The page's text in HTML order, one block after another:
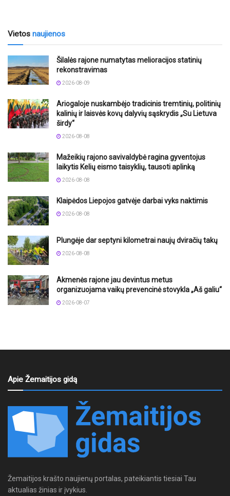
Vietos naujienos
Šilalės rajone numatytas melioracijos statinių
rekonstravimas
2026-08-09
Ariogaloje nuskambėjo tradicinis tremtinių, politinių
kalinių ir laisvės kovų dalyvių sąskrydis „Su Lietuva
širdy“
2026-08-08
Mažeikių rajono savivaldybė ragina gyventojus
laikytis Kelių eismo taisyklių, tausoti aplinką
2026-08-08
Klaipėdos Liepojos gatvėje darbai vyks naktimis
2026-08-08
Plungėje dar septyni kilometrai naujų dviračių takų
2026-08-08
Akmenės rajone jau devintus metus
organizuojama vaikų prevencinė stovykla „Aš galiu“
2026-08-07
Apie Žemaitijos gidą
Žemaitijos krašto naujienų portalas, pateikiantis tiesiai Tau
aktualias žinias ir įvykius.